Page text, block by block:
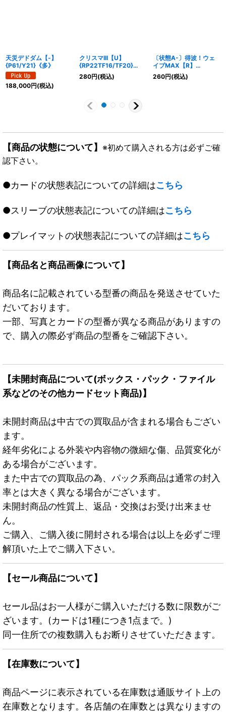
天災デドダム【-】
{P61/Y21}《多》
188,000円(税込)
クリスマIII【U】
{RP22TF16/TF20}
《GR》
280円(税込)
〔状態A-〕得波！ウェ
イブMAX【R】
{EX1434/110}《多》
260円(税込)
【商品の状態について】 ※初めて購入される方は必ずご確
認下さい。
●カードの状態表記についての詳細はこちら
●スリーブの状態表記についての詳細はこちら
●プレイマットの状態表記についての詳細はこちら
【商品名と商品画像について】
商品名に記載されている型番の商品を発送させていた
だいております。
一部、写真とカードの型番が異なる商品がありますの
で、購入の際必ず商品の型番をご確認下さい。
【未開封商品について(ボックス・パック・ファイル
系などのその他カードセット商品)】
未開封商品は中古での買取品が含まれる場合もござい
ます。
経年劣化による外装や内容物の微細な傷、品質変化が
ある場合がございます。
また中古での買取品の為、パック系商品は通常の封入
率とは大きく異なる場合がございます。
未開封商品の性質上、返品・交換はお受け出来ませ
ん。
ご購入、ご購入後に開封される場合は以上を必ずご理
解頂いた上でご購入下さい。
【セール商品について】
セール品はお一人様がご購入いただける数に限数がご
ざいます。(カードは1種につき1点まで。)
同一住所での複数購入もお断りさせていただきます。
【在庫数について】
商品ページに表示されている在庫数は通販サイト上の
在庫数となります。各店舗の在庫数とは異なりますの